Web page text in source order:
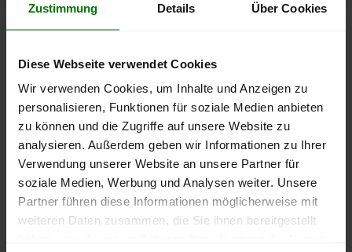
Zustimmung Details Über Cookies
Diese Webseite verwendet Cookies
Wir verwenden Cookies, um Inhalte und Anzeigen zu
personalisieren, Funktionen für soziale Medien anbieten
zu können und die Zugriffe auf unsere Website zu
analysieren. Außerdem geben wir Informationen zu Ihrer
Verwendung unserer Website an unsere Partner für
soziale Medien, Werbung und Analysen weiter. Unsere
Partner führen diese Informationen möglicherweise mit
weiteren Daten zusammen, die Sie ihnen bereitgestellt
lose Ware Sackware
September
Januar
Mai
250 €
300 €
350 €
Die aktuelle Preisentwicklung für Holzpellets in Deutschland
können Sie jederzeit auf unsererPelletspreise-Seite
nachvollziehen.